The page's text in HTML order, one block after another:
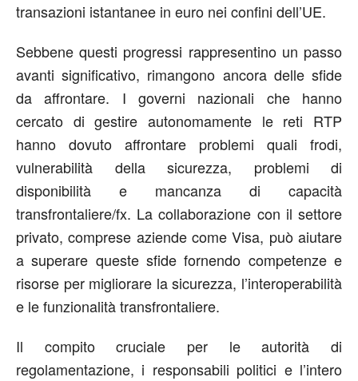
transazioni istantanee in euro nei confini dell’UE.
Sebbene questi progressi rappresentino un passo
avanti significativo, rimangono ancora delle sfide
da affrontare. I governi nazionali che hanno
cercato di gestire autonomamente le reti RTP
hanno dovuto affrontare problemi quali frodi,
vulnerabilità della sicurezza, problemi di
disponibilità e mancanza di capacità
transfrontaliere/fx. La collaborazione con il settore
privato, comprese aziende come Visa, può aiutare
a superare queste sfide fornendo competenze e
risorse per migliorare la sicurezza, l’interoperabilità
e le funzionalità transfrontaliere.
Il compito cruciale per le autorità di
regolamentazione, i responsabili politici e l’intero